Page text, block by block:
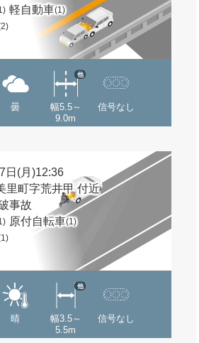
軽自動車(1)
曇
幅5.5～
9.0m
他
信号なし
日(月)12:36
里町字荒井甲 付近
事故
原付自転車(1)
晴
幅3.5～
5.5m
他
信号なし